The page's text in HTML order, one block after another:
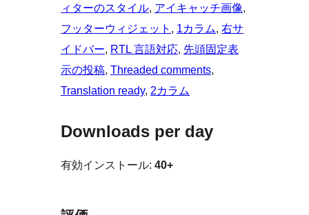
ィターのスタイル, アイキャッチ画像
フッターウィジェット , 1カラム, 右サ
イドバー, RTL 言語対応, 先頭固定表
示の投稿, Threaded comments
Translation ready, 2カラム
Downloads per day
有効インストール: 40+